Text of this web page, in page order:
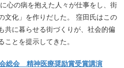
心の病を抱えた人々が仕事をし、街
文化」を作りだした。 窪田氏はこの
共に暮らせる街づくりが、社会的偏
ことを提示してきた。
総会 精神医療奨励賞受賞講演